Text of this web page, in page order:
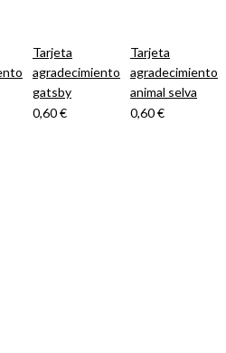
Tarjeta
agradecimiento
gatsby
0,60 €
Tarjeta
agradecimiento
animal selva
0,60 €